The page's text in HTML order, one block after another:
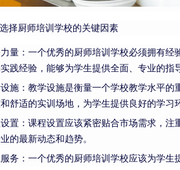
择厨师培训学校的关键因素
量：一个优秀的厨师培训学校必须拥有
践经验，能够为学生提供全面、专业的指
施：教学设施是衡量一个学校教学水平
舒适的实训场地，为学生提供良好的学习
置：课程设置应该紧密贴合市场需求，
的最新动态和趋势。
务：一个优秀的厨师培训学校应该为学生